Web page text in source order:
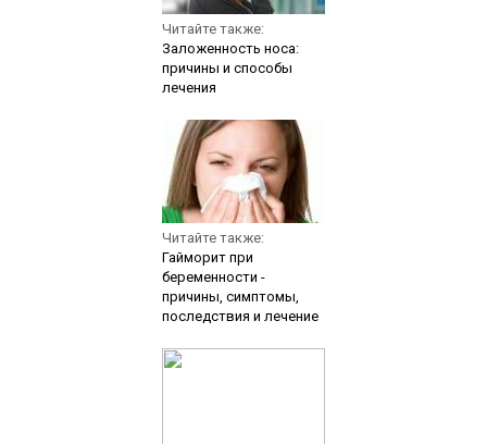
Читайте также:
Заложенность носа:
причины и способы
лечения
Читайте также:
Гайморит при
беременности -
причины, симптомы,
последствия и лечение